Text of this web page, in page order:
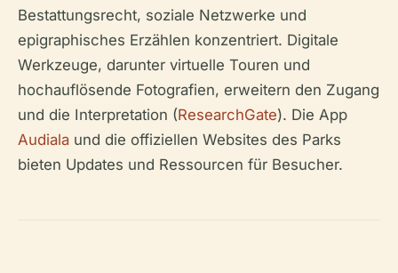
Bestattungsrecht, soziale Netzwerke und
epigraphisches Erzählen konzentriert. Digitale
Werkzeuge, darunter virtuelle Touren und
hochauflösende Fotografien, erweitern den Zugang
und die Interpretation (ResearchGate). Die App
Audiala und die offiziellen Websites des Parks
bieten Updates und Ressourcen für Besucher.